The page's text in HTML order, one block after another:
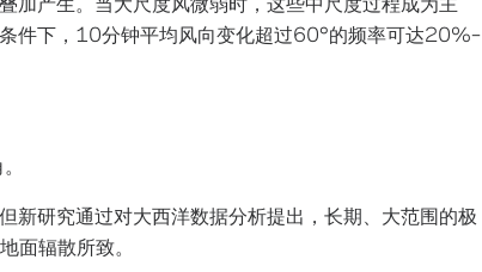
件下，10分钟平均风向变化超过60°的频率可达20%–
新研究通过对大西洋数据分析提出，长期、大范围的极
面辐散所致。